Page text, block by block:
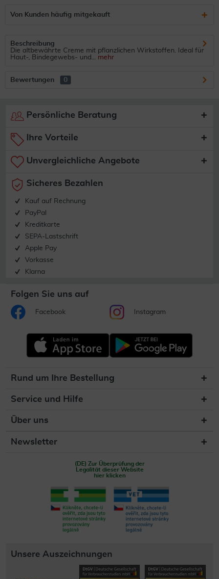
Von Kunden häufig mitgekauft
Beschreibung
Die altbewährte Creme mit pflanzlichen Wirkstoffen. Ideal für
Haut-, Bindegewebs- und... mehr
Bewertungen 0
Persönliche Beratung
Ihre Vorteile
Unvergleichliche Angebote
Sicheres Bezahlen
Kauf auf Rechnung
PayPal
Kreditkarte
SEPA-Lastschrift
Apple Pay
Vorkasse
Klarna
Folgen Sie uns auf
Facebook Instagram
Rund um Ihre Bestellung
Service und Hilfe
Über uns
Newsletter
(DE) Zur Überprüfung der
Legalität dieser Website
hier klicken
Unsere Auszeichnungen